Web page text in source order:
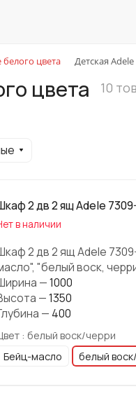
белого цвета Детская
цвета 10
2 дв 2 ящ Adele
в наличии
2 дв 2 ящ Adele
"белый воск,
—1000
—1350
— 400
: белый воск/черри
Бейц-масло
белый